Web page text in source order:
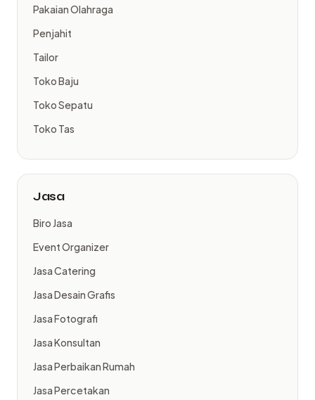
Pakaian Olahraga
Penjahit
Tailor
Toko Baju
Toko Sepatu
Toko Tas
Jasa
Biro Jasa
Event Organizer
Jasa Catering
Jasa Desain Grafis
Jasa Fotografi
Jasa Konsultan
Jasa Perbaikan Rumah
Jasa Percetakan